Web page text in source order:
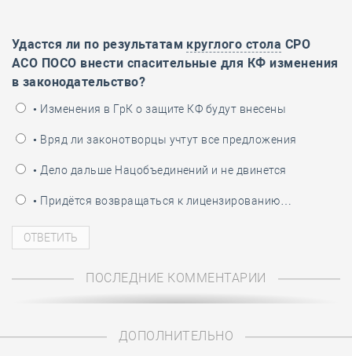
Удастся ли по результатам круглого стола СРО
АСО ПОСО внести спасительные для КФ изменения
в законодательство?
• Изменения в ГрК о защите КФ будут внесены
• Вряд ли законотворцы учтут все предложения
• Дело дальше Нацобъединений и не двинется
• Придётся возвращаться к лицензированию…
ПОСЛЕДНИЕ КОММЕНТАРИИ
ДОПОЛНИТЕЛЬНО